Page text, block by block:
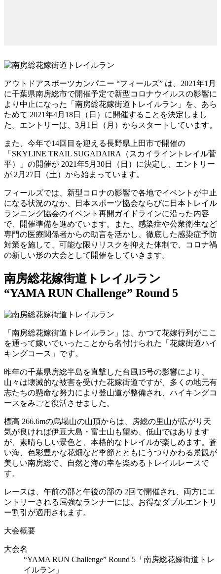
アウトドアスポーツカンパニー “フィールズ” は、2021年1月
に千葉県南房総市で開催予定で新型コロナウイルスの影響に
より中止になった「南房総花嫁街道トレイルラン」を、あら
ためて 2021年4月18日（日）に開催することを決定しまし
た。エントリーは、3月1日（月）からスタートしています。
また、今年で14回目を迎える長野県上田市で開催の
「SKYLINE TRAIL SUGADAIRA（スカイライントレイル菅
平）」の開催が 2021年5月30日（日）に決定し、エントリー
が 2月27日（土）から始まっています。
フィールズでは、新型コロナの影響で各地でイベントが中止
になる状況のなか、日本スポーツ協会ならびに日本トレイル
ランニング協会のイベント再開ガイドラインに沿った内容
で、開催準備を進めています。また、感染症や公衆衛生など
専門の医療関係者からの助言を活かし、徹底した感染症予防
対策を施して、可能な限りリスクを抑えた体制で、コロナ禍
の新しい形の大会として開催をしていきます。
南房総花嫁街道トレイルラン
“YAMA RUN Challenge” Round 5
「南房総花嫁街道トレイルラン」は、かつて花嫁行列がここ
を通って嫁いでいったことから名付けられた「花嫁街道ハイ
キングコース」です。
昨年の千葉県房総半島を直撃した台風15号の影響により、
山々は壊滅的な被害を受けた花嫁街道ですが、多くの地元有
志たちの懸命な努力により登山道が整備され、ハイキングコ
ースをみごと復活させました。
標高 266.6mの烏場山の山頂からは、房総の里山が広がり天
気が良ければ伊豆大島・富士山も望め、低山ではあります
が、素晴らしい景色と、本格的なトレイルが楽しめます。蒼
い海、色彩豊かな花畑など季節とともにうつりかわる景観が
美しい南房総で、自然と海の幸を楽めるトレイルレースで
す。
レースは、午前の部と午後の部の 2回で開催され、両方にエ
ントリーされる屈強なランナーには、お得なダブルエントリ
ー割引が適用されます。
大会概要
大会名
“YAMA RUN Challenge” Round 5「南房総花嫁街道トレ
イルラン」